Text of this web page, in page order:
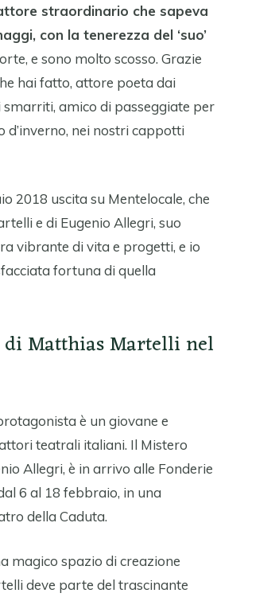
straordinario che sapeva
con la tenerezza del ‘suo’
e sono molto scosso. Grazie
hai fatto, attore poeta dai
amico di passeggiate per
nei nostri cappotti
2018 uscita su Mentelocale, che
e di Eugenio Allegri, suo
vibrante di vita e progetti, e io
fortuna di quella
Matthias Martelli nel
è un giovane e
teatrali italiani. Il Mistero
Allegri, è in arrivo alle Fonderie
6 al 18 febbraio, in una
della Caduta.
magico spazio di creazione
deve parte del trascinante